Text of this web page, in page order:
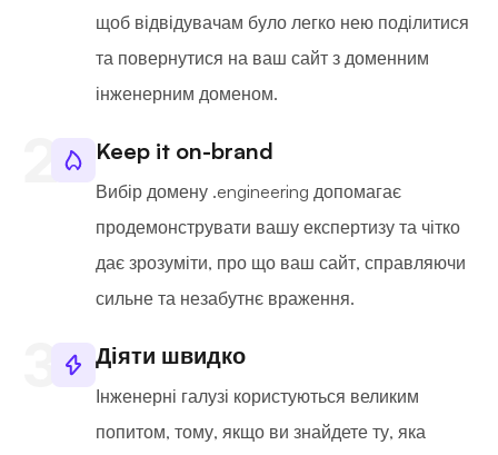
щоб відвідувачам було легко нею поділитися
та повернутися на ваш сайт з доменним
інженерним доменом.
Keep it on-brand
Вибір домену .engineering допомагає
продемонструвати вашу експертизу та чітко
дає зрозуміти, про що ваш сайт, справляючи
сильне та незабутнє враження.
Діяти швидко
Інженерні галузі користуються великим
попитом, тому, якщо ви знайдете ту, яка